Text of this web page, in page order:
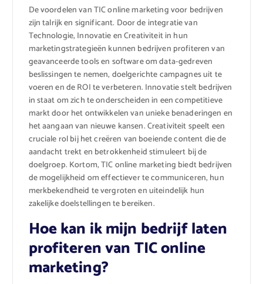
De voordelen van TIC online marketing voor bedrijven
zijn talrijk en significant. Door de integratie van
Technologie, Innovatie en Creativiteit in hun
marketingstrategieën kunnen bedrijven profiteren van
geavanceerde tools en software om data-gedreven
beslissingen te nemen, doelgerichte campagnes uit te
voeren en de ROI te verbeteren. Innovatie stelt bedrijven
in staat om zich te onderscheiden in een competitieve
markt door het ontwikkelen van unieke benaderingen en
het aangaan van nieuwe kansen. Creativiteit speelt een
cruciale rol bij het creëren van boeiende content die de
aandacht trekt en betrokkenheid stimuleert bij de
doelgroep. Kortom, TIC online marketing biedt bedrijven
de mogelijkheid om effectiever te communiceren, hun
merkbekendheid te vergroten en uiteindelijk hun
zakelijke doelstellingen te bereiken.
Hoe kan ik mijn bedrijf laten
profiteren van TIC online
marketing?